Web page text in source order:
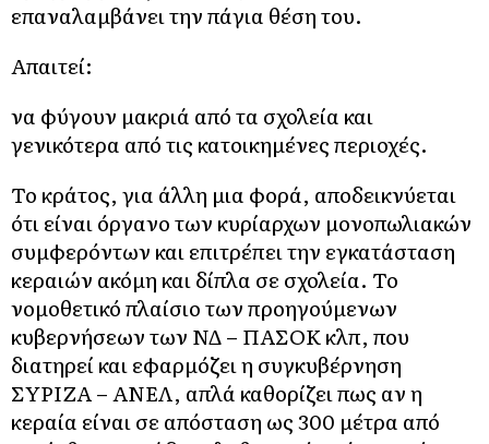
επαναλαμβάνει την πάγια θέση του.
Απαιτεί:
να φύγουν μακριά από τα σχολεία και
γενικότερα από τις κατοικημένες περιοχές.
Το κράτος, για άλλη μια φορά, αποδεικνύεται
ότι είναι όργανο των κυρίαρχων μονοπωλιακών
συμφερόντων και επιτρέπει την εγκατάσταση
κεραιών ακόμη και δίπλα σε σχολεία. Το
νομοθετικό πλαίσιο των προηγούμενων
κυβερνήσεων των ΝΔ – ΠΑΣΟΚ κλπ, που
διατηρεί και εφαρμόζει η συγκυβέρνηση
ΣΥΡΙΖΑ – ΑΝΕΛ, απλά καθορίζει πως αν η
κεραία είναι σε απόσταση ως 300 μέτρα από